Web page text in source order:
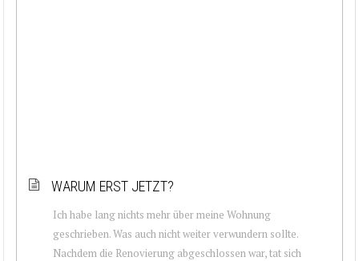
WARUM ERST JETZT?
Ich habe lang nichts mehr über meine Wohnung
geschrieben. Was auch nicht weiter verwundern sollte.
Nachdem die Renovierung abgeschlossen war, tat sich